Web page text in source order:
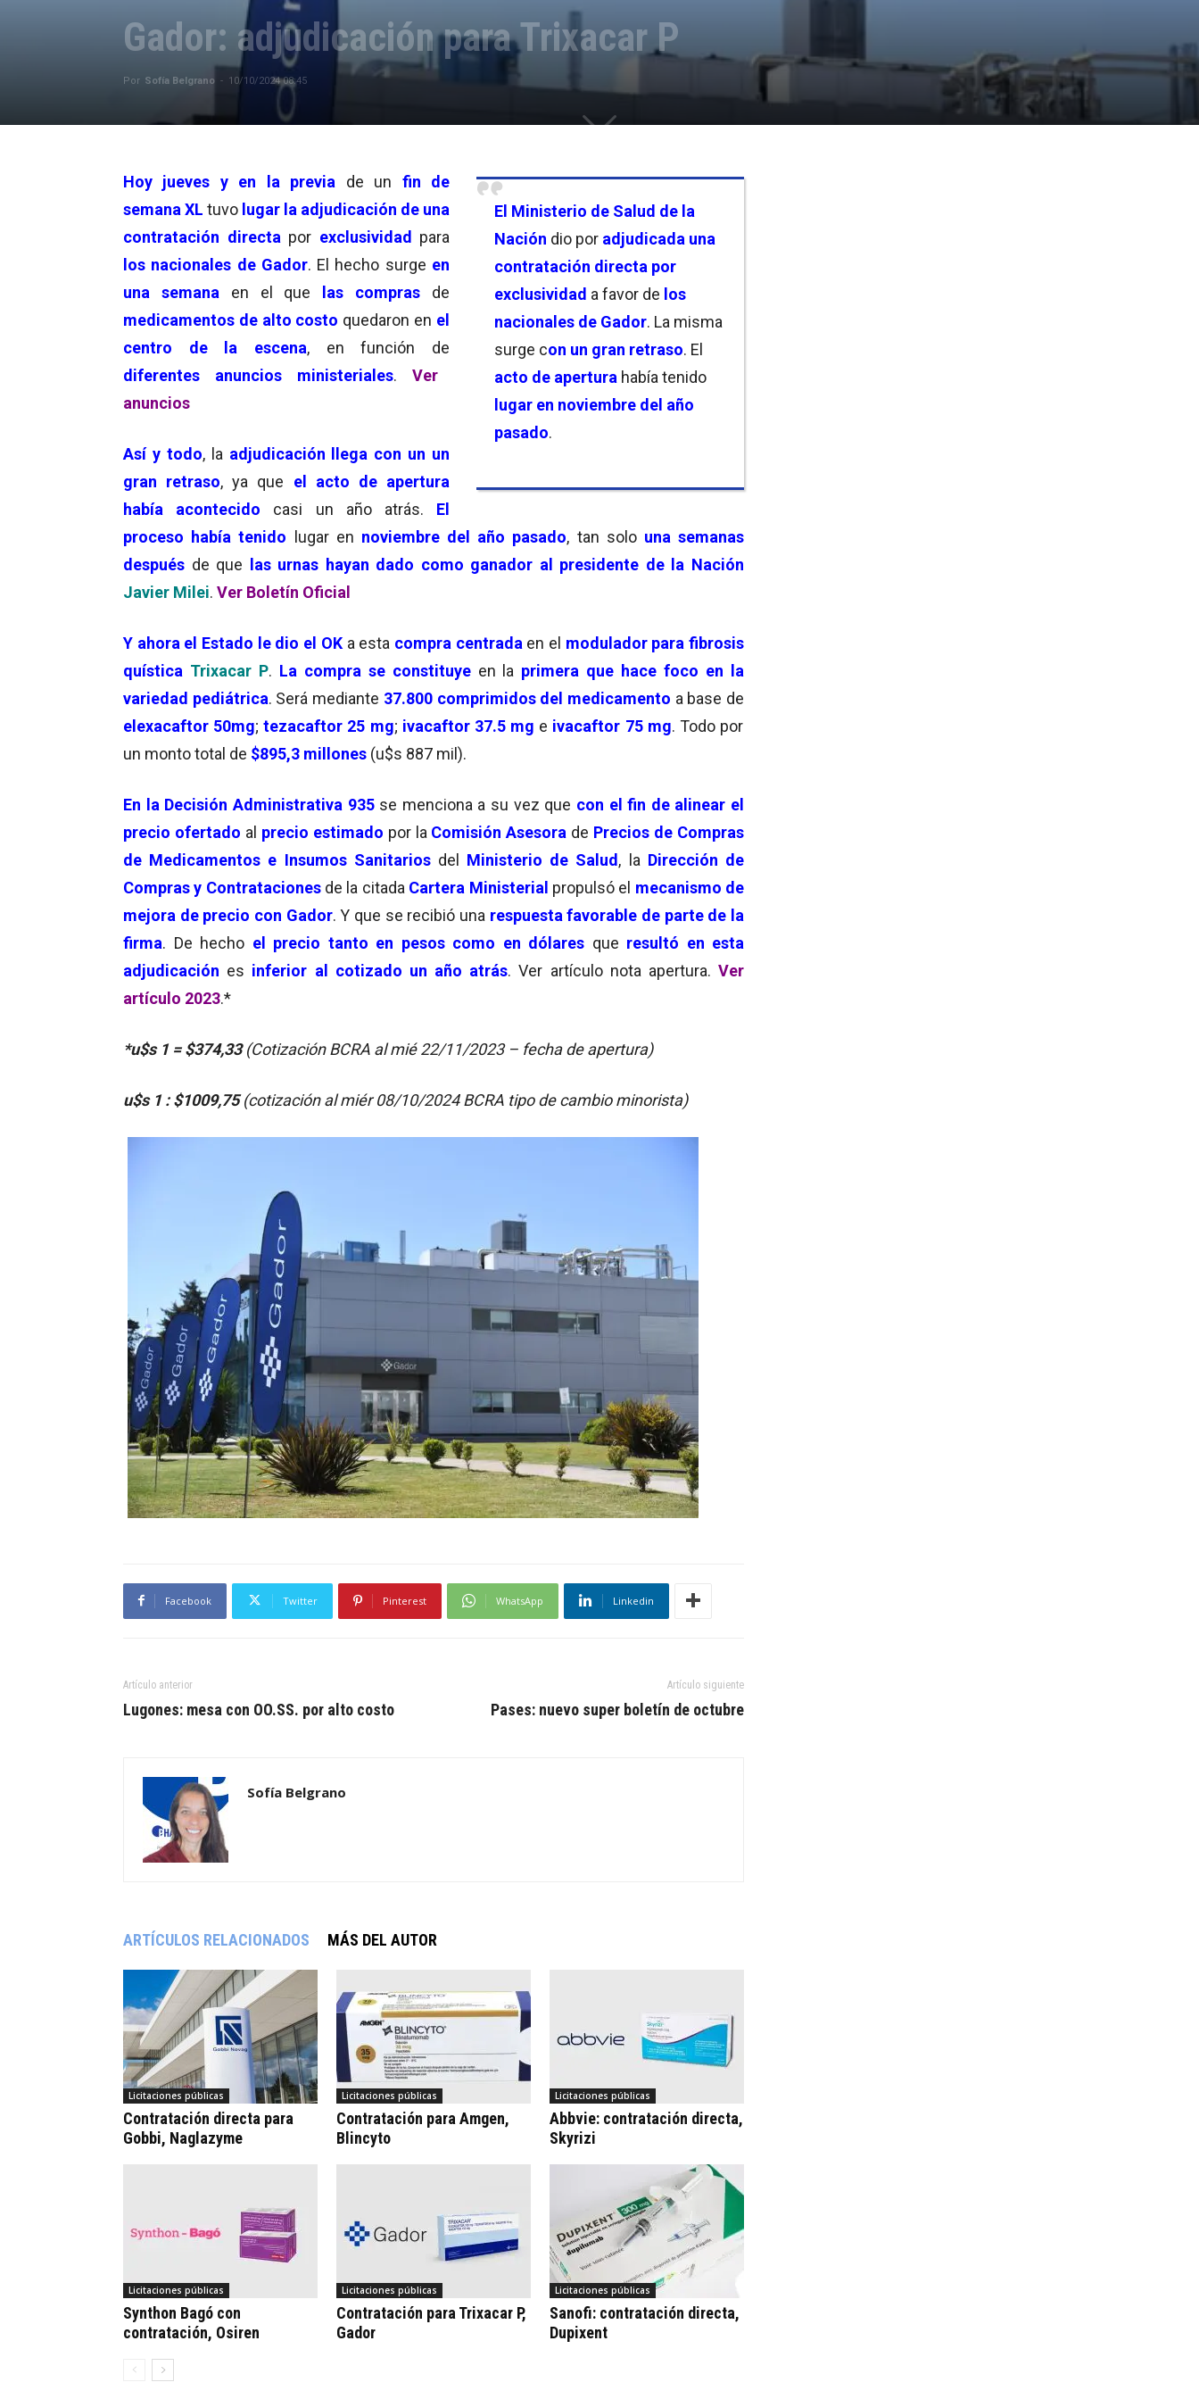
Gador: adjudicación para Trixacar P
Por Sofía Belgrano - 10/10/2024 08:45
El Ministerio de Salud de la
Nación dio por adjudicada una
contratación directa por
exclusividad a favor de los
nacionales de Gador. La misma
surge con un gran retraso. El
acto de apertura había tenido
lugar en noviembre del año
pasado.
Hoy jueves y en la previa de un fin de
semana XL tuvo lugar la adjudicación de una
contratación directa por exclusividad para
los nacionales de Gador. El hecho surge en
una semana en el que las compras de
medicamentos de alto costo quedaron en el
centro de la escena, en función de
diferentes anuncios ministeriales. Ver
anuncios
Así y todo, la adjudicación llega con un un
gran retraso, ya que el acto de apertura
había acontecido
casi un año atrás. El
proceso había tenido lugar en noviembre del año pasado, tan solo una semanas
después de que las urnas hayan dado como ganador al presidente de la Nación
Javier Milei. Ver Boletín Oficial
Y ahora el Estado le dio el OK a esta compra centrada en el modulador para fibrosis
quística Trixacar P. La compra se constituyeen la primera que hace foco en la
variedad pediátrica. Será mediante 37.800 comprimidos del medicamento a base de
elexacaftor 50mg;tezacaftor 25 mg; ivacaftor 37.5 mg e ivacaftor 75 mg. Todo por
un monto total de $895,3 millones (u$s 887 mil).
En la Decisión Administrativa 935se menciona a su vez que con el fin de alinear el
precio ofertado al precio estimado por la Comisión Asesora de Precios de Compras
de Medicamentos e Insumos Sanitarios del Ministerio de Salud, la Dirección de
Compras y Contrataciones de la citada Cartera Ministerial propulsó el mecanismo de
mejora de precio con Gador. Y que se recibió una respuesta favorable de parte de la
firma. De hecho el precio tanto en pesos como en dólares que resultó en esta
adjudicación es inferior al cotizado un año atrás. Ver artículo nota apertura.Ver
artículo 2023.*
*u$s 1 = $374,33(Cotización BCRA al mié 22/11/2023 – fecha de apertura)
u$s 1 : $1009,75(cotización al miér 08/10/2024 BCRA tipo de cambio minorista)
Facebook Twitter Pinterest WhatsApp Linkedin
Artículo anterior
Lugones: mesa con OO.SS. por alto costo
Artículo siguiente
Pases: nuevo super boletín de octubre
Sofía Belgrano
ARTÍCULOS RELACIONADOS MÁS DEL AUTOR
Licitaciones públicas
Contratación directa para
Gobbi, Naglazyme
Licitaciones públicas
Contratación para Amgen,
Blincyto
Licitaciones públicas
Abbvie: contratación directa,
Skyrizi
Licitaciones públicas
Synthon Bagó con
contratación, Osiren
Licitaciones públicas
Contratación para Trixacar P,
Gador
Licitaciones públicas
Sanofi: contratación directa,
Dupixent